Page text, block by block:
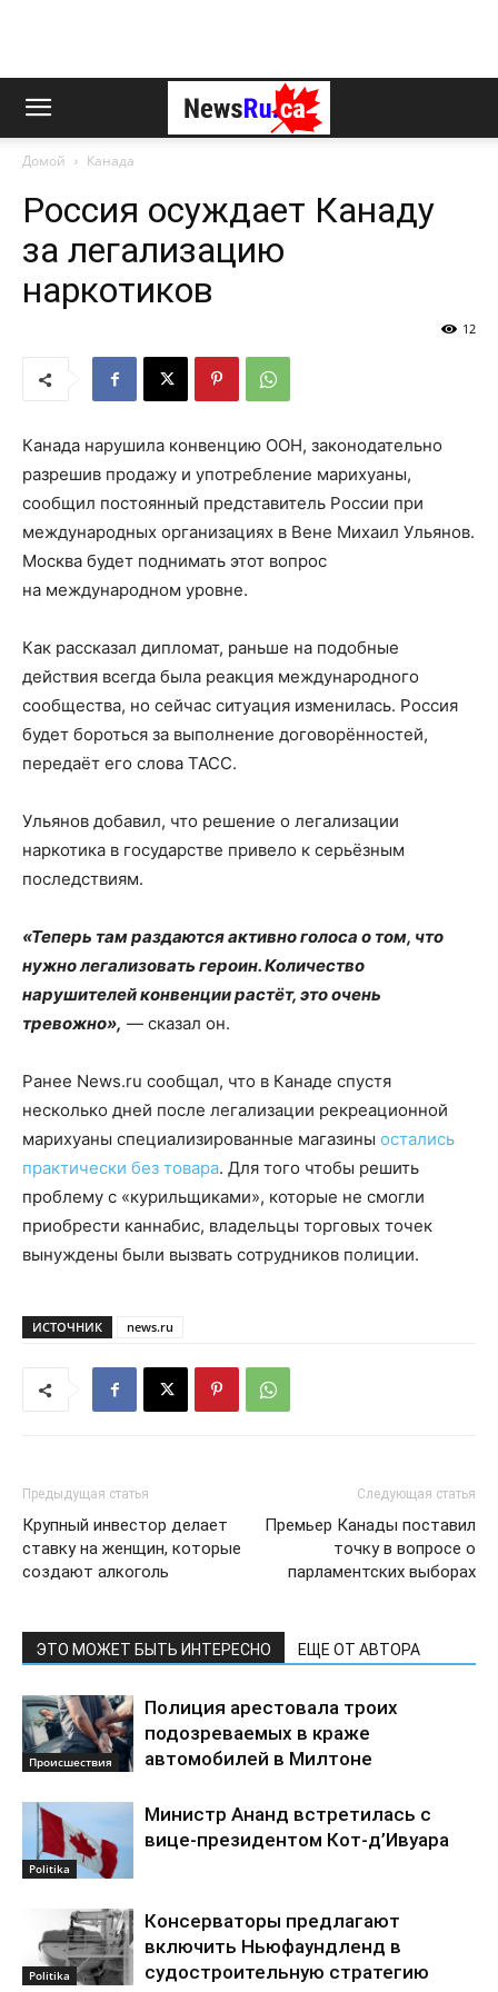
Домой Канада
Россия осуждает Канаду
за легализацию
наркотиков
12
Канада нарушила конвенцию ООН, законодательно
разрешив продажу и употребление марихуаны,
сообщил постоянный представитель России при
международных организациях в Вене Михаил Ульянов.
Москва будет поднимать этот вопрос
на международном уровне.
Как рассказал дипломат, раньше на подобные
действия всегда была реакция международного
сообщества, но сейчас ситуация изменилась. Россия
будет бороться за выполнение договорённостей,
передаёт его слова ТАСС.
Ульянов добавил, что решение о легализации
наркотика в государстве привело к серьёзным
последствиям.
«Теперь там раздаются активно голоса о том, что
нужно легализовать героин. Количество
нарушителей конвенции растёт, это очень
тревожно», — сказал он.
Ранее News.ru сообщал, что в Канаде спустя
несколько дней после легализации рекреационной
марихуаны специализированные магазины остались
практически без товара. Для того чтобы решить
проблему с «курильщиками», которые не смогли
приобрести каннабис, владельцы торговых точек
вынуждены были вызвать сотрудников полиции.
ИСТОЧНИК news.ru
Предыдущая статья
Крупный инвестор делает
ставку на женщин, которые
создают алкоголь
Следующая статья
Премьер Канады поставил
точку в вопросе о
парламентских выборах
ЭТО МОЖЕТ БЫТЬ ИНТЕРЕСНО ЕЩЕ ОТ АВТОРА
Происшествия
Полиция арестовала троих
подозреваемых в краже
автомобилей в Милтоне
Politika
Министр Ананд встретилась с
вице-президентом Кот-д’Ивуара
Politika
Консерваторы предлагают
включить Ньюфаундленд в
судостроительную стратегию